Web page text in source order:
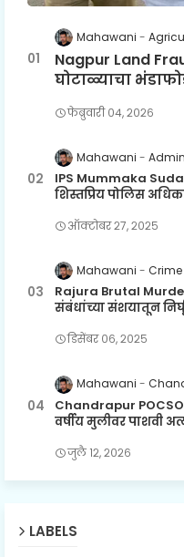
Mahawani
Nagpur Land
घोटाळ्याचा
फेब्रुवारी ०४, २०२६
Mahawani
IPS Mummaka
शिस्तप्रिय पोलिस
ऑक्टोबर २७, २०२५
Mahawani Crime
Rajura Brutal
संबंधांच्या संशयातून
डिसेंबर ०६, २०२५
Mahawani
Chandrapur
वर्षीय मुलीवर पाशवी
जुलै १२, २०२६
LABELS